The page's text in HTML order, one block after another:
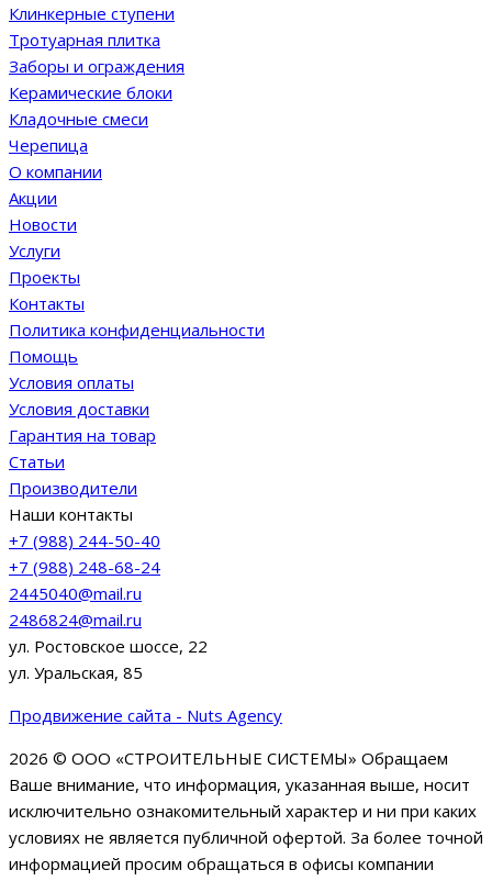
Клинкерные ступени
Тротуарная плитка
Заборы и ограждения
Керамические блоки
Кладочные смеси
Черепица
О компании
Акции
Новости
Услуги
Проекты
Контакты
Политика конфиденциальности
Помощь
Условия оплаты
Условия доставки
Гарантия на товар
Статьи
Производители
Наши контакты
+7 (988) 244-50-40
+7 (988) 248-68-24
2445040@mail.ru
2486824@mail.ru
ул. Ростовское шоссе, 22
ул. Уральская, 85
Продвижение сайта - Nuts Agency
2026 © ООО «СТРОИТЕЛЬНЫЕ СИСТЕМЫ» Обращаем
Ваше внимание, что информация, указанная выше, носит
исключительно ознакомительный характер и ни при каких
условиях не является публичной офертой. За более точной
информацией просим обращаться в офисы компании